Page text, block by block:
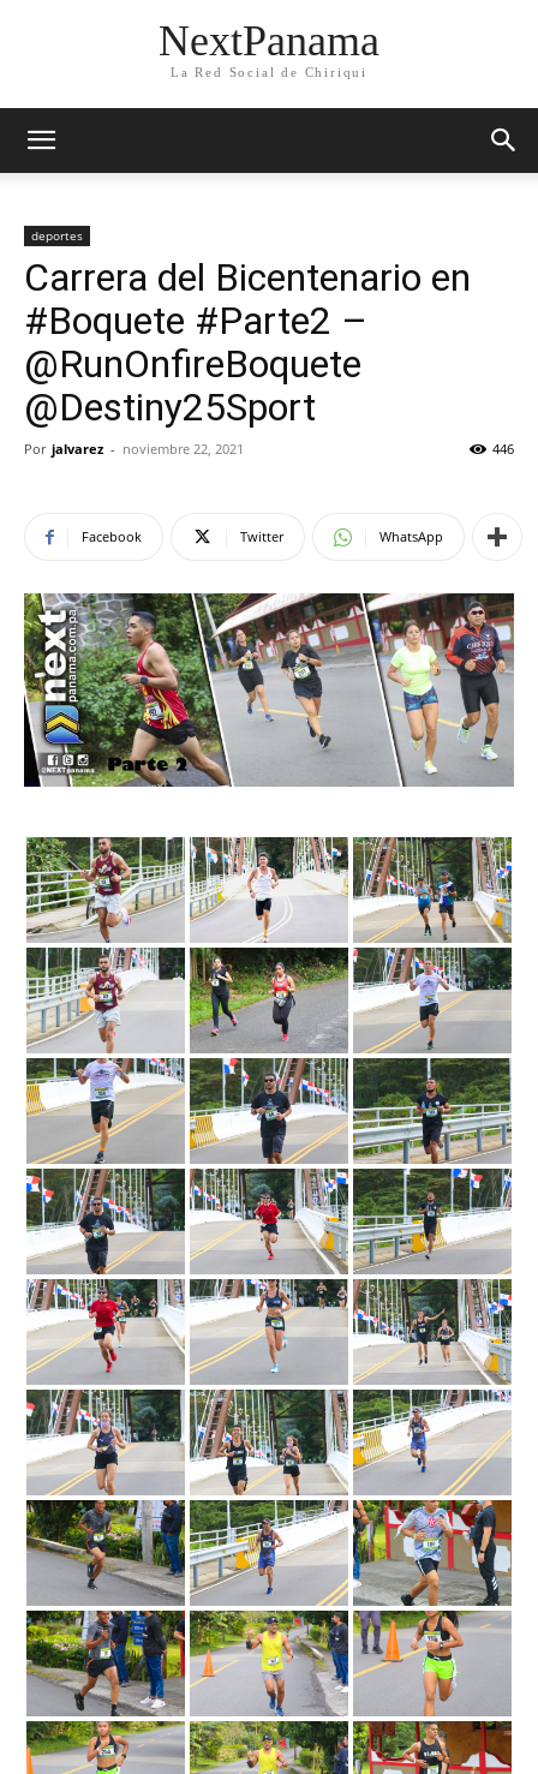
NextPanama
La Red Social de Chiriqui
deportes
Carrera del Bicentenario en
#Boquete #Parte2 –
@RunOnfireBoquete
@Destiny25Sport
Por jalvarez - noviembre 22, 2021 446
Facebook Twitter WhatsApp